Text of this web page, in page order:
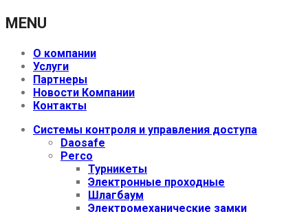
MENU
О компании
Услуги
Партнеры
Новости Компании
Контакты
Системы контроля и управления доступа
Daosafe
Perco
Турникеты
Электронные проходные
Шлагбаум
Электромеханические замки